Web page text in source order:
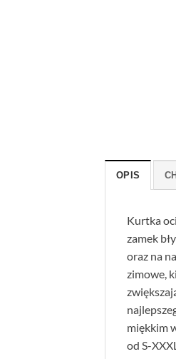
OPIS
Kurtka
zamek
oraz na
zimowe,
miękkim
od S-